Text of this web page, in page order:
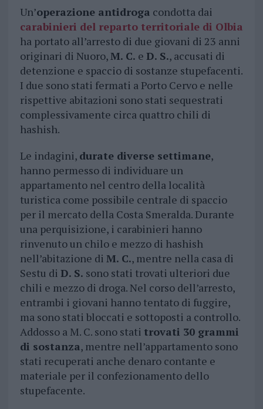
Un’operazione antidroga condotta dai
carabinieri del reparto territoriale di Olbia
ha portato all’arresto di due giovani di 23 anni
originari di Nuoro,M. C. e D. S., accusati di
detenzione e spaccio di sostanze stupefacenti.
I due sono stati fermati a Porto Cervo e nelle
rispettive abitazioni sono stati sequestrati
complessivamente circa quattro chili di
hashish.
Le indagini, durate diverse settimane,
hanno permesso di individuare un
appartamento nel centro della località
turistica come possibile centrale di spaccio
per il mercato della Costa Smeralda. Durante
una perquisizione, i carabinieri hanno
rinvenuto un chilo e mezzo di hashish
nell’abitazione di M. C., mentre nella casa di
Sestu di D. S. sono stati trovati ulteriori due
chili e mezzo di droga. Nel corso dell’arresto,
entrambi i giovani hanno tentato di fuggire,
ma sono stati bloccati e sottoposti a controllo.
Addosso a M. C. sono stati trovati 30 grammi
di sostanza, mentre nell’appartamento sono
stati recuperati anche denaro contante e
materiale per il confezionamento dello
stupefacente.